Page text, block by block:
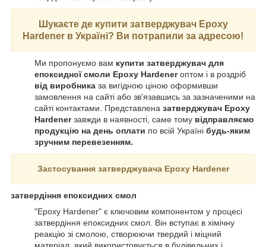
Шукаєте де купити затверджувач Epoxy
Hardener в Україні? Ви потрапили за адресою!
Ми пропонуємо вам купити затверджувач для
епоксидної смоли Epoxy Hardenerоптом і в роздріб
від виробника за вигідною ціною оформивши
замовлення на сайті або зв'язавшись за зазначеними на
сайті контактами. Представлена затверджувач Epoxy
Hardenerзавжди в наявності, саме тому відправляємо
продукцію на день оплати по всій Україні будь-яким
зручним перевезенням.
Застосування затверджувача Epoxy Hardener
затвердіння епоксидних смол
"Epoxy Hardener" є ключовим компонентом у процесі
затвердіння епоксидних смол. Він вступає в хімічну
реакцію зі смолою, створюючи твердий і міцний
матеріал, який використовується в будівельних і